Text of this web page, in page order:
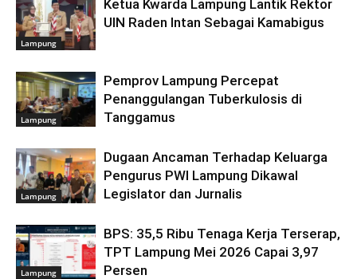
Lampung
Ketua Kwarda Lampung Lantik Rektor
UIN Raden Intan Sebagai Kamabigus
Lampung
Pemprov Lampung Percepat
Penanggulangan Tuberkulosis di
Tanggamus
Lampung
Dugaan Ancaman Terhadap Keluarga
Pengurus PWI Lampung Dikawal
Legislator dan Jurnalis
Lampung
BPS: 35,5 Ribu Tenaga Kerja Terserap,
TPT Lampung Mei 2026 Capai 3,97
Persen